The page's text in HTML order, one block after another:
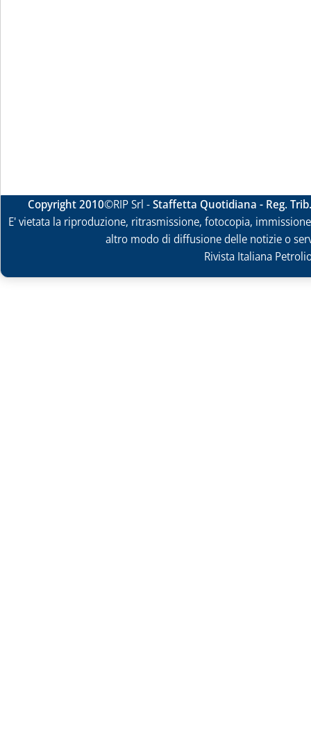
Copyright 2010©RIP Srl -Staffetta Quotidiana - Reg.
E' vietata la riproduzione, ritrasmissione, fotocopia,
altro modo di diffusione delle notizie o
Rivista Italiana